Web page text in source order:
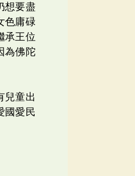
想要盡
色庸碌
承王位
為佛陀
兒童出
國愛民